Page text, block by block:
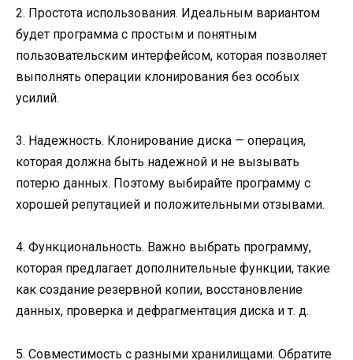
2. Простота использования. Идеальным вариантом
будет программа с простым и понятным
пользовательским интерфейсом, которая позволяет
выполнять операции клонирования без особых
усилий.
3. Надежность. Клонирование диска — операция,
которая должна быть надежной и не вызывать
потерю данных. Поэтому выбирайте программу с
хорошей репутацией и положительными отзывами.
4. Функциональность. Важно выбрать программу,
которая предлагает дополнительные функции, такие
как создание резервной копии, восстановление
данных, проверка и дефрагментация диска и т. д.
5. Совместимость с разными хранилищами. Обратите